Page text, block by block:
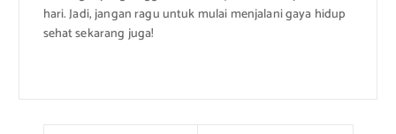
hari. Jadi, jangan ragu untuk mulai menjalani gaya hidup
sehat sekarang juga!